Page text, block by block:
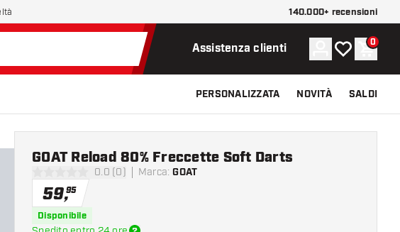
140.000+ recensioni
Assistenza clienti Account
La mia lista
0
PERSONALIZZATA NOVITÀ SALDI
0 stelle di valutazione
0.0 (0) Marca: GOAT
GOAT Reload 80% Freccette Soft Darts
59,95
Disponibile